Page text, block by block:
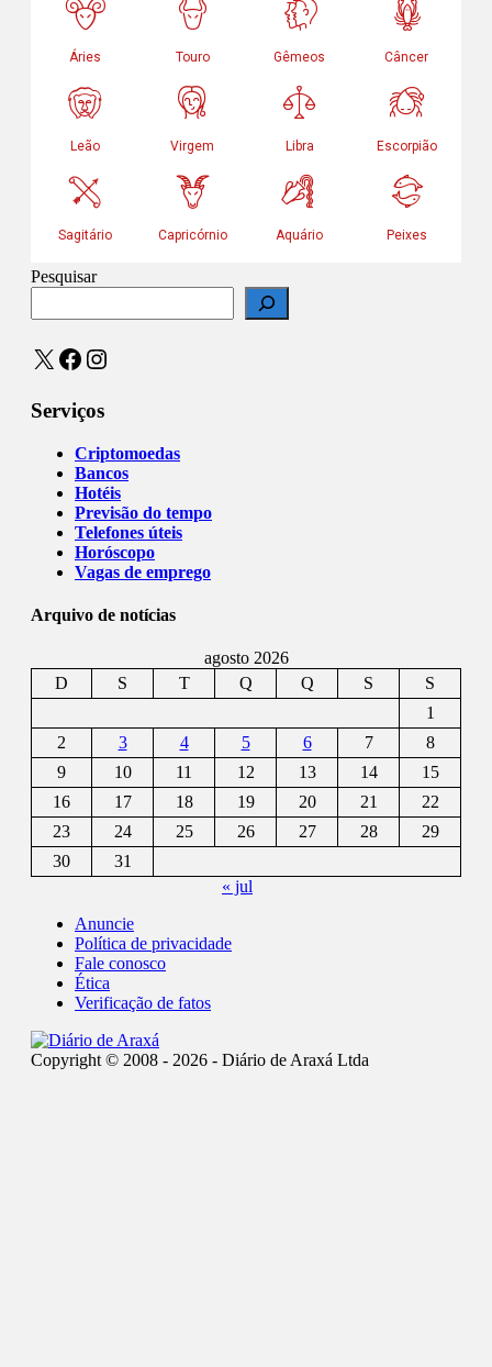
Pesquisar
X Facebook
Instagram
Serviços
Criptomoedas
Bancos
Hotéis
Previsão do tempo
Telefones úteis
Horóscopo
Vagas de emprego
Arquivo de notícias
agosto 2026
D
S T Q Q S
S
1
2
3 4 5 6 7
8
9
10 11 12 13 14
15
16
17 18 19 20 21
22
23
24 25 26 27 28
29
30
31
« jul
Anuncie
Política de privacidade
Fale conosco
Ética
Verificação de fatos
Copyright © 2008 - 2026 - Diário de Araxá Ltda